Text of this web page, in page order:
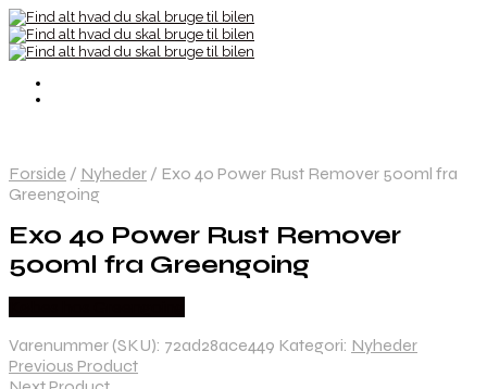
Forside / Nyheder / Exo 40 Power Rust Remover 500ml fra
Greengoing
Exo 40 Power Rust Remover
500ml fra Greengoing
Varenummer (SKU): 72ad28ace449 Kategori: Nyheder
Previous Product